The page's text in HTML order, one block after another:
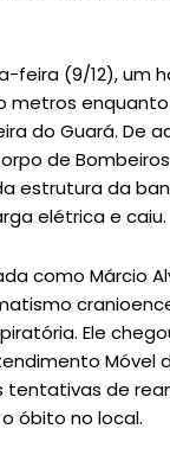
feira (9/12), um
metros
do Guará. De
de Bombeiros
estrutura da
elétrica e caiu.
como Márcio
Ele
Móvel
tentativas de
óbito no local.